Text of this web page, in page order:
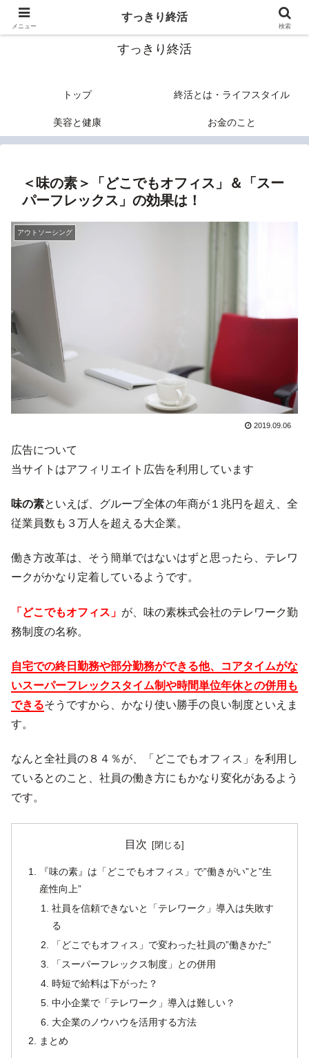
終活のヒントあれこれ
すっきり終活
トップ 終活とは・ライフスタイル
美容と健康 お金のこと
＜味の素＞「どこでもオフィス」＆「スー
パーフレックス」の効果は！
アウトソーシング
2019.09.06
広告について
当サイトはアフィリエイト広告を利用しています
味の素といえば、グループ全体の年商が１兆円を超え、全
従業員数も３万人を超える大企業。
働き方改革は、そう簡単ではないはずと思ったら、テレワ
ークがかなり定着しているようです。
「どこでもオフィス」 が、味の素株式会社のテレワーク勤
務制度の名称。
自宅での終日勤務や部分勤務ができる他、コアタイムがな
いスーパーフレックスタイム制や時間単位年休との併用も
できるそうですから、かなり使い勝手の良い制度といえま
す。
なんと全社員の８４％が、「どこでもオフィス」を利用し
ているとのこと、社員の働き方にもかなり変化があるよう
です。
目次
『味の素』は「どこでもオフィス」で”働きがい”と”生
産性向上”
社員を信頼できないと「テレワーク」導入は失敗す
る
「どこでもオフィス」で変わった社員の”働きかた”
「スーパーフレックス制度」との併用
時短で給料は下がった？
中小企業で「テレワーク」導入は難しい？
大企業のノウハウを活用する方法
まとめ
メニュー
すっきり終活
検索